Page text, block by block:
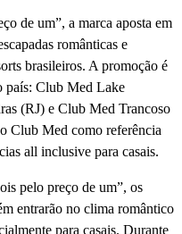
de um”, a marca aposta em
românticas e
brasileiros. A promoção é
país: Club Med Lake
(RJ) e Club Med Trancoso
Club Med como referência
all inclusive para casais.
pelo preço de um”, os
entrarão no clima romântico
para casais. Durante